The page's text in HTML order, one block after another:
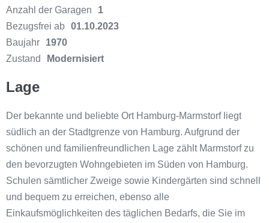
Anzahl der Garagen
1
Bezugsfrei ab 01.10.2023
Baujahr
1970
Zustand
Modernisiert
Lage
Der bekannte und beliebte Ort Hamburg-Marmstorf liegt
südlich an der Stadtgrenze von Hamburg. Aufgrund der
schönen und familienfreundlichen Lage zählt Marmstorf zu
den bevorzugten Wohngebieten im Süden von Hamburg.
Schulen sämtlicher Zweige sowie Kindergärten sind schnell
und bequem zu erreichen, ebenso alle
Einkaufsmöglichkeiten des täglichen Bedarfs, die Sie im